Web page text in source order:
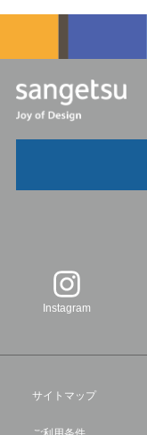
Instagram
サイトマップ